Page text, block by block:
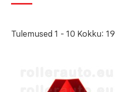
Tulemused 1 - 10 Kokku: 19